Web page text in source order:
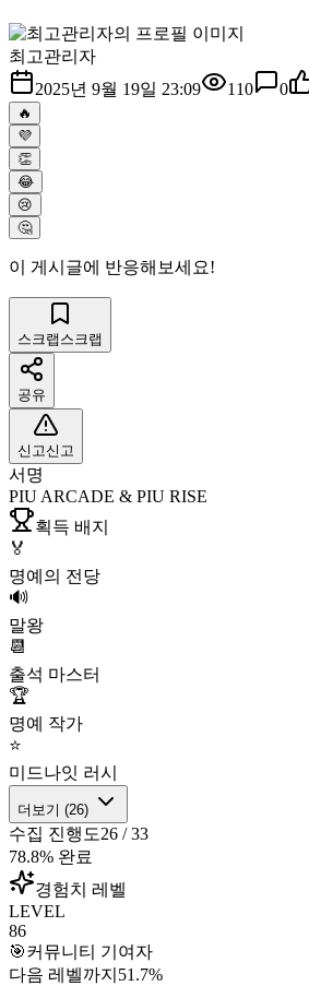
최고관리자
2025년 9월 19일 23:09
110 0
🔥
💜
👏
😂
😢
🤔
이 게시글에 반응해보세요!
스크랩 스크랩
공유
신고신고
서명
PIU ARCADE & PIU RISE
획득 배지
🏅
명예의 전당
🔊
말왕
📆
출석 마스터
🏆
명예 작가
⭐
미드나잇 러시
더보기 (26)
수집 진행도26 /33
78.8% 완료
경험치 레벨
LEVEL
86
🎯커뮤니티 기여자
다음 레벨까지 51.7%